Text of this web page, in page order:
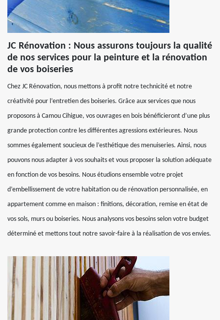
JC Rénovation : Nous assurons toujours la qualité
de nos services pour la peinture et la rénovation
de vos boiseries
Chez JC Rénovation, nous mettons à profit notre technicité et notre
créativité pour l’entretien des boiseries. Grâce aux services que nous
proposons à Camou Cihigue, vos ouvrages en bois bénéficieront d’une plus
grande protection contre les différentes agressions extérieures. Nous
sommes également soucieux de l’esthétique des menuiseries. Ainsi, nous
pouvons nous adapter à vos souhaits et vous proposer la solution adéquate
en fonction de vos besoins. Nous étudions ensemble votre projet
d’embellissement de votre habitation ou de rénovation personnalisée, en
appartement comme en maison : finitions, décoration, remise en état de
vos sols, murs ou boiseries. Nous analysons vos besoins selon votre budget
déterminé et mettons tout notre savoir-faire à la réalisation de vos envies.